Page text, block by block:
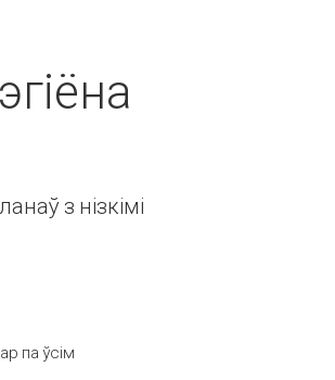
з нізкімі
па ўсім